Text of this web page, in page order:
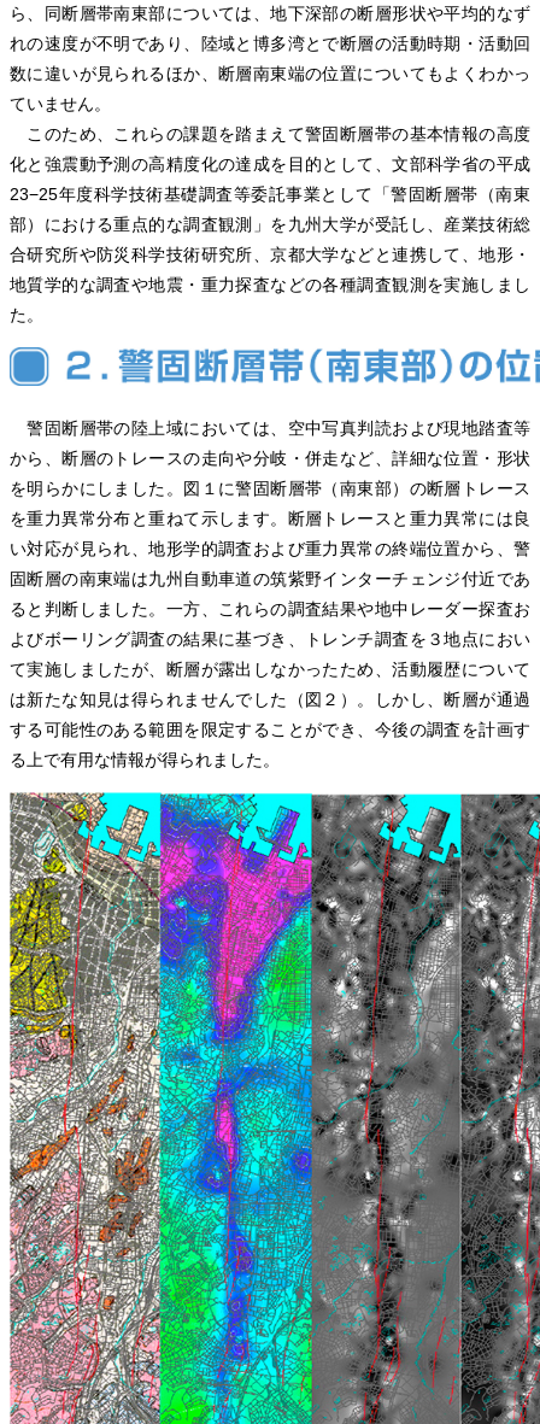
ら、同断層帯南東部については、地下深部の断層形状や平均的なず
れの速度が不明であり、陸域と博多湾とで断層の活動時期・活動回
数に違いが見られるほか、断層南東端の位置についてもよくわかっ
ていません。
このため、これらの課題を踏まえて警固断層帯の基本情報の高度
化と強震動予測の高精度化の達成を目的として、文部科学省の平成
23−25年度科学技術基礎調査等委託事業として「警固断層帯（南東
部）における重点的な調査観測」を九州大学が受託し、産業技術総
合研究所や防災科学技術研究所、京都大学などと連携して、地形・
地質学的な調査や地震・重力探査などの各種調査観測を実施しまし
た。
警固断層帯の陸上域においては、空中写真判読および現地踏査等
から、断層のトレースの走向や分岐・併走など、詳細な位置・形状
を明らかにしました。図１に警固断層帯（南東部）の断層トレース
を重力異常分布と重ねて示します。断層トレースと重力異常には良
い対応が見られ、地形学的調査および重力異常の終端位置から、警
固断層の南東端は九州自動車道の筑紫野インターチェンジ付近であ
ると判断しました。一方、これらの調査結果や地中レーダー探査お
よびボーリング調査の結果に基づき、トレンチ調査を３地点におい
て実施しましたが、断層が露出しなかったため、活動履歴について
は新たな知見は得られませんでした（図２）。しかし、断層が通過
する可能性のある範囲を限定することができ、今後の調査を計画す
る上で有用な情報が得られました。